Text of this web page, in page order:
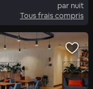
par nuit
Tous frais compris